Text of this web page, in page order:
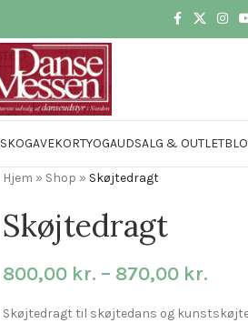
SKOGAVEKORTYOGAUDSALG & OUTLET
Hjem » Shop » Skøjtedragt
Skøjtedragt
800,00 kr. – 870,00 kr.
Skøjtedragt til skøjtedans og